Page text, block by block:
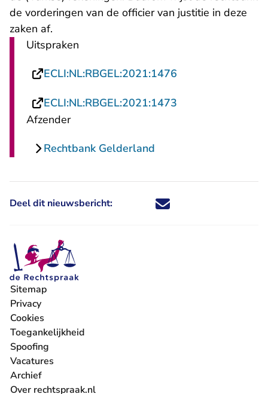
de vorderingen van de officier van justitie in deze
zaken af.
Uitspraken
ECLI:NL:RBGEL:2021:1476
ECLI:NL:RBGEL:2021:1473
Afzender
Rechtbank Gelderland
Deel dit nieuwsbericht: Deel dit nieuwsbericht via X -
Deel dit nieuwsbericht via
Deel dit nieuwsbericht
Deel dit
Sitemap
Privacy
Cookies
Toegankelijkheid
Spoofing
Vacatures
- U verlaat Rechtspraak.nl
Archief
Over rechtspraak.nl